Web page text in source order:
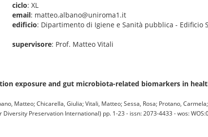
ciclo: XL
email: matteo.albano@uniroma1.it
edificio: Dipartimento di Igiene e Sanità pubblica - Edificio
supervisore: Prof. Matteo Vitali
exposure and gut microbiota-related biomarkers in
Matteo; Chicarella, Giulia; Vitali, Matteo; Sessa, Rosa; Protano,
Diversity Preservation International) pp. 1-23 - issn: 2073-4433 - wos: